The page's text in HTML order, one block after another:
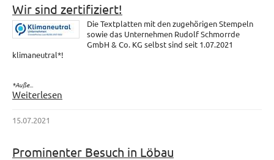
Wir sind zertifiziert!
Die Textplatten mit den zugehörigen Stempeln
sowie das Unternehmen Rudolf Schmorrde
GmbH & Co. KG selbst sind seit 1.07.2021
klimaneutral*!
*Auße...
Weiterlesen
15.07.2021
Prominenter Besuch in Löbau